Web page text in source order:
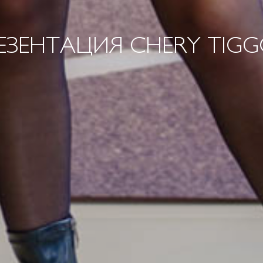
CHERY